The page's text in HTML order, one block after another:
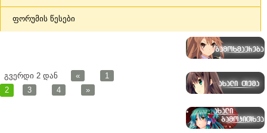
ფორუმის წესები
გვერდი 2 დან «
1
2
3 4 »